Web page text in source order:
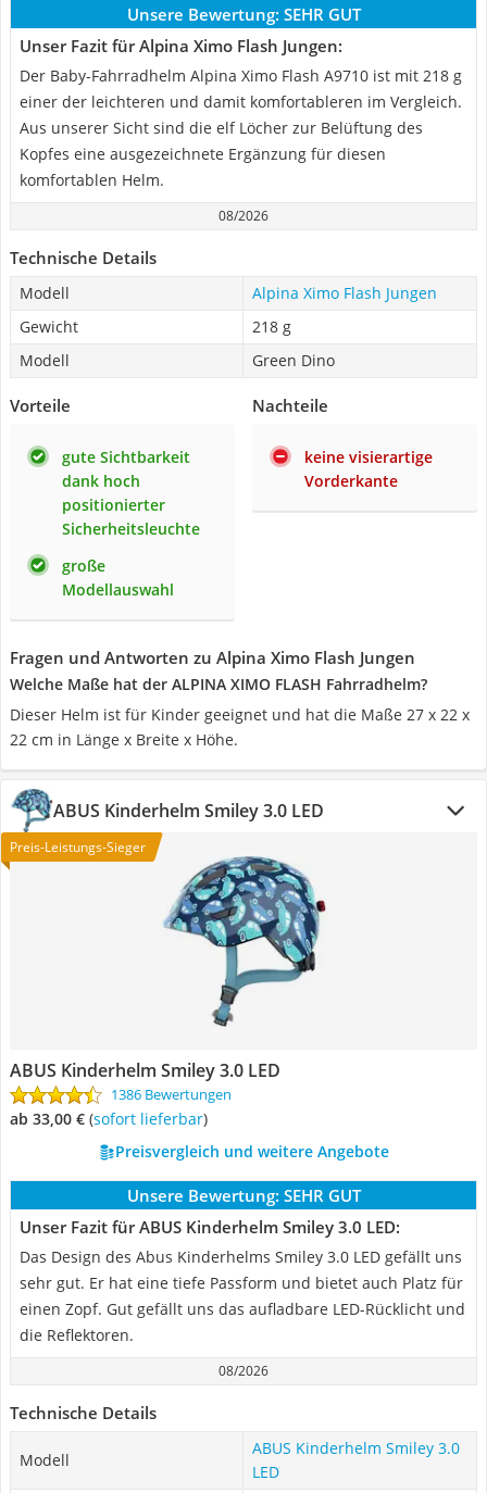
Unsere Bewertung: SEHR GUT
Unser Fazit für Alpina Ximo Flash Jungen:
Der Baby-Fahrradhelm Alpina Ximo Flash A9710 ist mit 218 g
einer der leichteren und damit komfortableren im Vergleich.
Aus unserer Sicht sind die elf Löcher zur Belüftung des
Kopfes eine ausgezeichnete Ergänzung für diesen
komfortablen Helm.
08/2026
Technische Details
Modell
Alpina Ximo Flash Jungen
Gewicht
218 g
Modell
Green Dino
Vorteile
gute Sichtbarkeit
dank hoch
positionierter
Sicherheitsleuchte
große
Modellauswahl
Nachteile
keine visierartige
Vorderkante
Fragen und Antworten zu Alpina Ximo Flash Jungen
Welche Maße hat der ALPINA XIMO FLASH Fahrradhelm?
Dieser Helm ist für Kinder geeignet und hat die Maße 27 x 22 x
22 cm in Länge x Breite x Höhe.
ABUS Kinderhelm Smiley 3.0 LED
Preis-Leistungs-Sieger
ABUS Kinderhelm Smiley 3.0 LED
1386 Bewertungen
ab 33,00 € ( Sofort lieferbar)
Preisvergleich und weitere Angebote
Unsere Bewertung: SEHR GUT
Unser Fazit für ABUS Kinderhelm Smiley 3.0 LED:
Das Design des Abus Kinderhelms Smiley 3.0 LED gefällt uns
sehr gut. Er hat eine tiefe Passform und bietet auch Platz für
einen Zopf. Gut gefällt uns das aufladbare LED-Rücklicht und
die Reflektoren.
08/2026
Technische Details
Modell
ABUS Kinderhelm Smiley 3.0
LED